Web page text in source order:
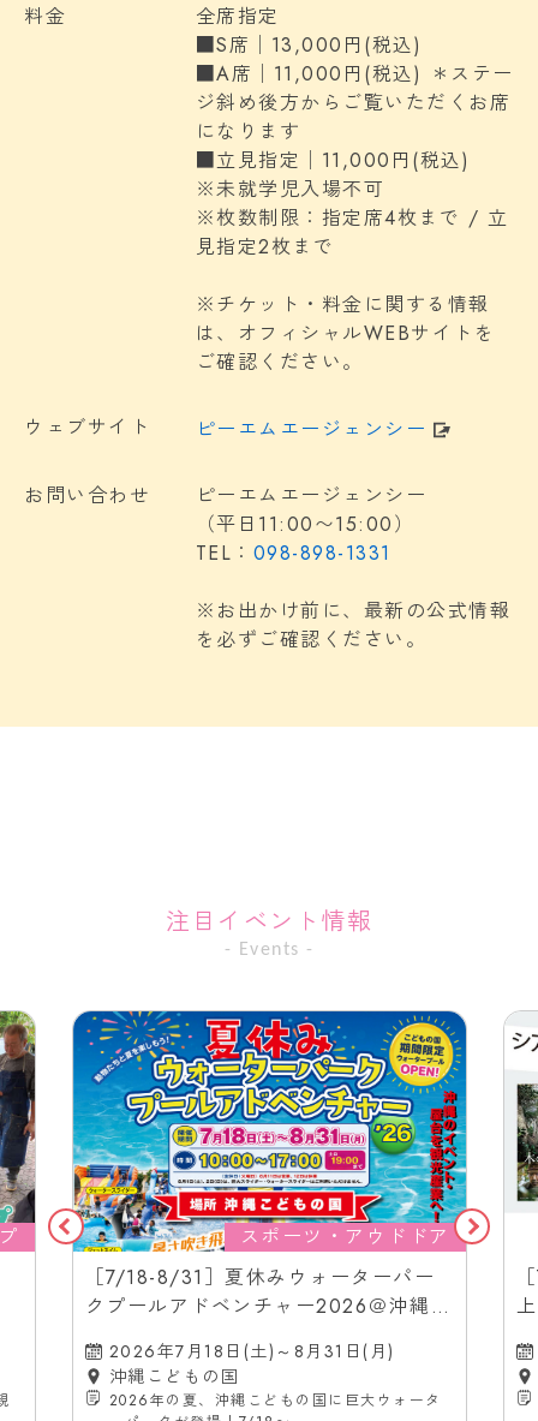
料金
全席指定
■S席│13,000円(税込)
■A席│11,000円(税込) ＊ステー
ジ斜め後方からご覧いただくお席
になります
■立見指定│11,000円(税込)
※未就学児入場不可
※枚数制限：指定席4枚まで / 立
見指定2枚まで
※チケット・料金に関する情報
は、オフィシャルWEBサイトを
ご確認ください。
ウェブサイト ピーエムエージェンシー
お問い合わせ
ピーエムエージェンシー
（平日11:00〜15:00）
TEL： 098-898-1331
※お出かけ前に、最新の公式情報
を必ずご確認ください。
注目イベント情報
- Events -
スポーツ・アウドドア
［7/18-8/31］夏休みウォーターパー
クプールアドベンチャー2026＠沖縄こ
2026年7月18日(土)～8月31日(月)
沖縄こどもの国
2026年の夏、沖縄こどもの国に巨大ウォータ